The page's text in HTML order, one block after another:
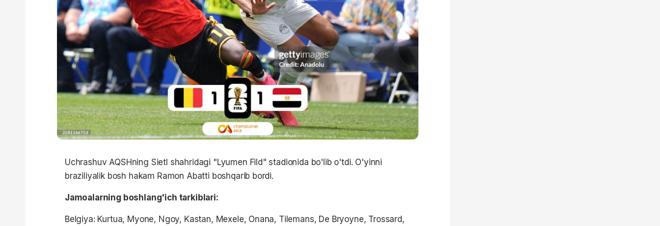
Uchrashuv AQSHning Sietl shahridagi "Lyumen Fild" stadionida bo'lib o'tdi. O'yinni
braziliyalik bosh hakam Ramon Abatti boshqarib bordi.
Jamoalarning boshlang'ich tarkiblari:
Belgiya: Kurtua, Myone, Ngoy, Kastan, Mexele, Onana, Tilemans, De Bryoyne, Trossard,